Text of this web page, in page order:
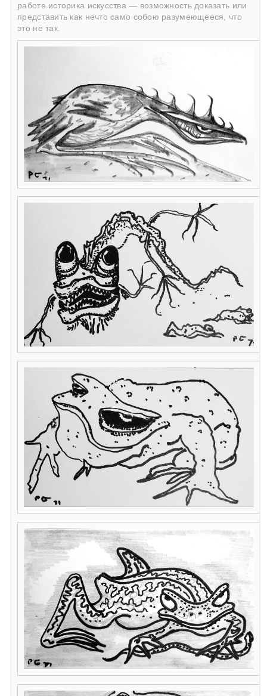
работе историка искусства — возможность доказать или
представить как нечто само собою разумеющееся, что
это не так.